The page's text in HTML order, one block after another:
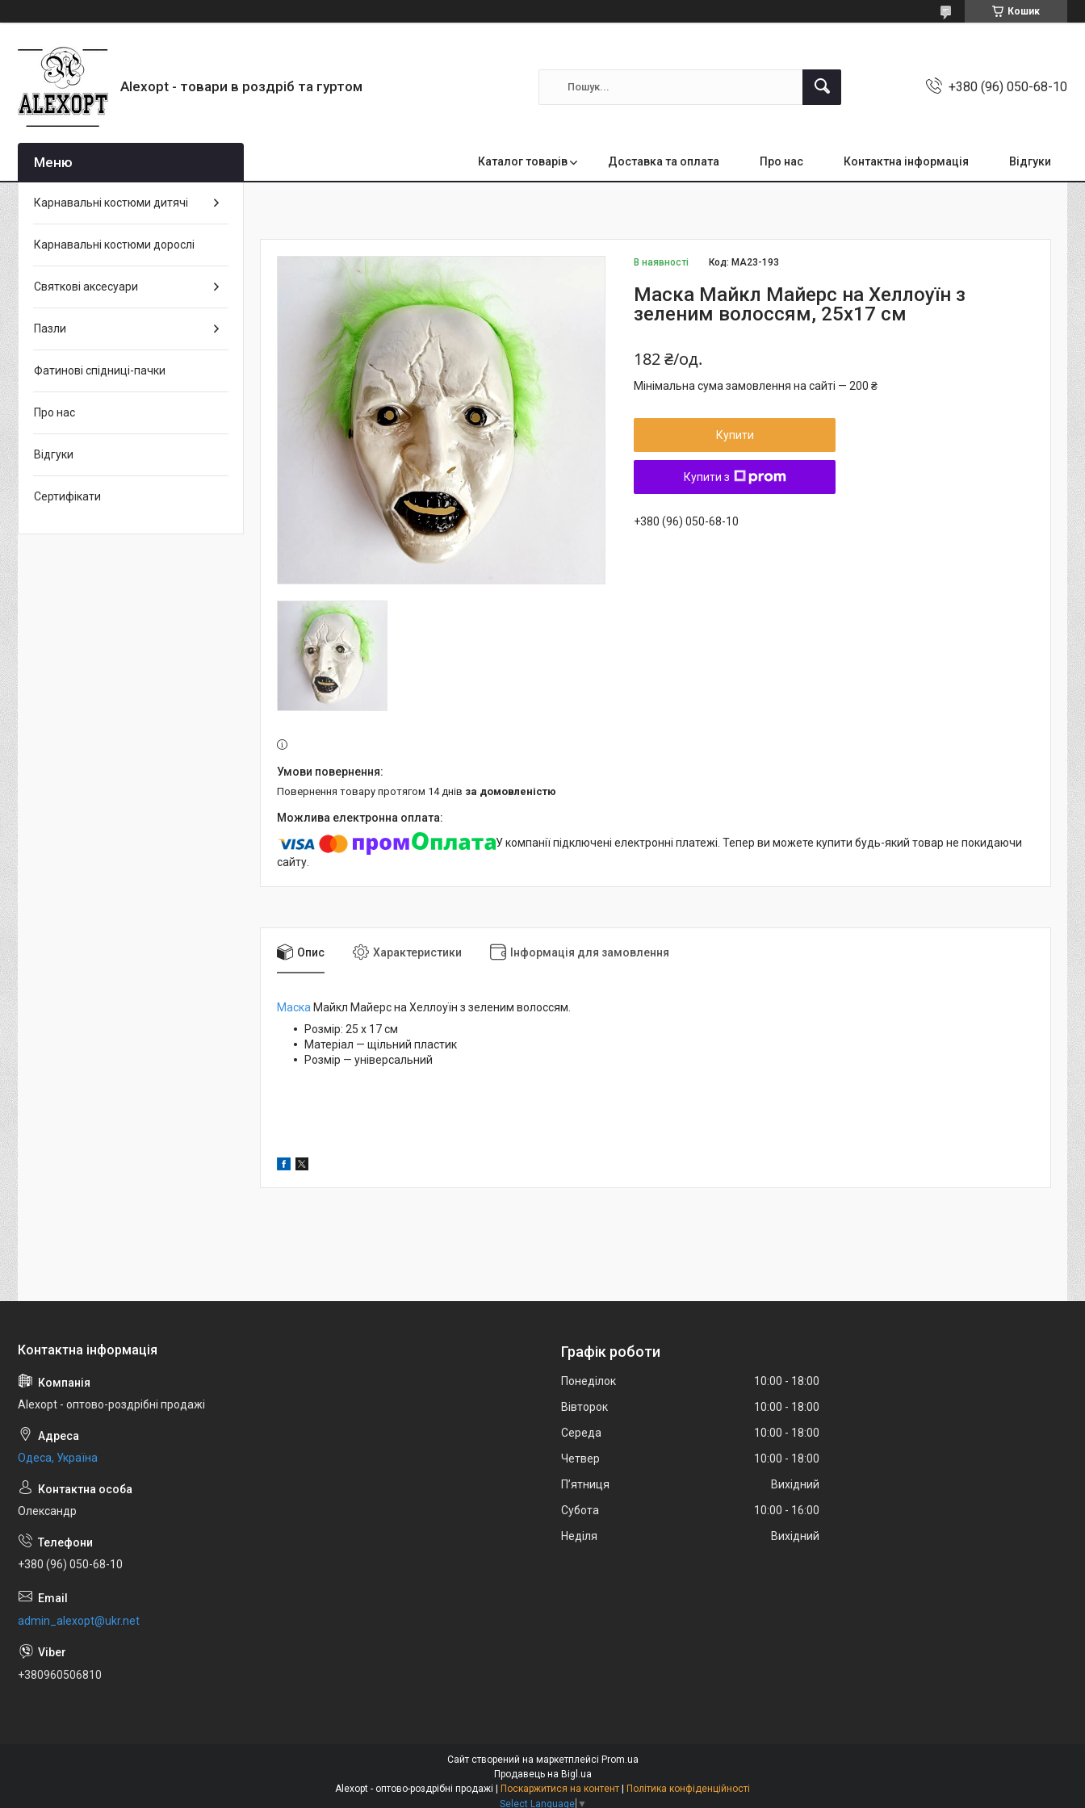
Кошик
Alexopt - товари в роздріб та гуртом +380 (96) 050-68-10
Каталог товарів Доставка та оплата Про нас Контактна інформація Відгуки
В наявності Код: MA23-193
Маска Майкл Майерс на Хеллоуїн з
зеленим волоссям, 25х17 см
182 ₴/од.
Мінімальна сума замовлення на сайті — 200 ₴
Купити
Купити з
+380 (96) 050-68-10
повернення товару протягом 14 днів за домовленістю
У компанії підключені електронні платежі. Тепер ви можете купити будь-який товар не покидаючи
сайту.
Опис Характеристики Інформація для замовлення
Маска Майкл Майерс на Хеллоуїн з зеленим волоссям.
Розмір: 25 х 17 см
Матеріал — щільний пластик
Розмір — універсальний
Карнавальні костюми дитячі
Карнавальні костюми дорослі
Святкові аксесуари
Пазли
Фатинові спідниці-пачки
Про нас
Відгуки
Сертифікати
Alexopt - оптово-роздрібні продажі
Одеса, Україна
Олександр
+380 (96) 050-68-10
admin_alexopt@ukr.net
+380960506810
Графік роботи
Понеділок 10:00
18:00
Вівторок
10:00
18:00
Середа
10:00
18:00
Четвер
10:00
18:00
Пʼятниця
Вихідний
Субота
10:00
16:00
Неділя
Вихідний
Сайт створений на маркетплейсі Prom.ua
Продавець на Bigl.ua
Alexopt - оптово-роздрібні продажі | Поскаржитися на контент | Політика конфіденційності
Select Language ▼